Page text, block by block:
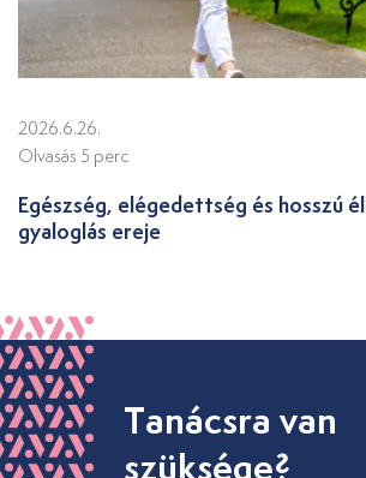
2026.6.26.
Olvasás 5 perc
Egészség, elégedettség és hosszú
gyaloglás ereje
Tanácsra van
szüksége?